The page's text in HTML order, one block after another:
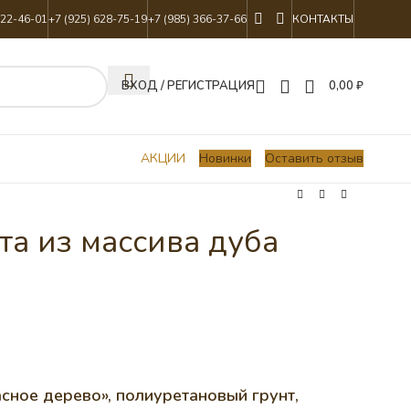
46-01+7 (925) 628-75-19+7 (985) 366-37-66 КОНТАКТЫ
ВХОД / РЕГИСТРАЦИЯ 0,00 ₽
АКЦИИ Новинки Оставить отзыв
из массива дуба
дерево», полиуретановый грунт,